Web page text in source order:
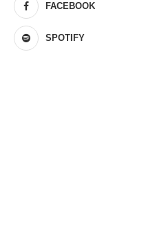
FACEBOOK
SPOTIFY